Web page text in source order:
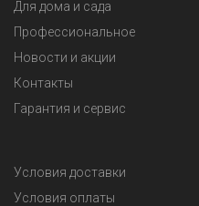
Для дома и сада
Профессиональное
Новости и акции
Контакты
Гарантия и сервис
Условия доставки
Условия оплаты